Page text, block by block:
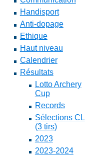
Handisport
Anti-dopage
Ethique
Haut niveau
Calendrier
Résultats
Lotto Archery
Cup
Records
Sélections CL
(3 tirs)
2023
2023-2024